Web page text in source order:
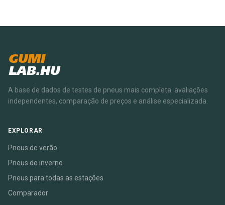
GUMI
LAB.HU
A base de dados de testes de pneus mais completa. avaliações
independentes, comparação de preços e análise especializada.
EXPLORAR
Pneus de verão
Pneus de inverno
Pneus para todas as estações
Comparador